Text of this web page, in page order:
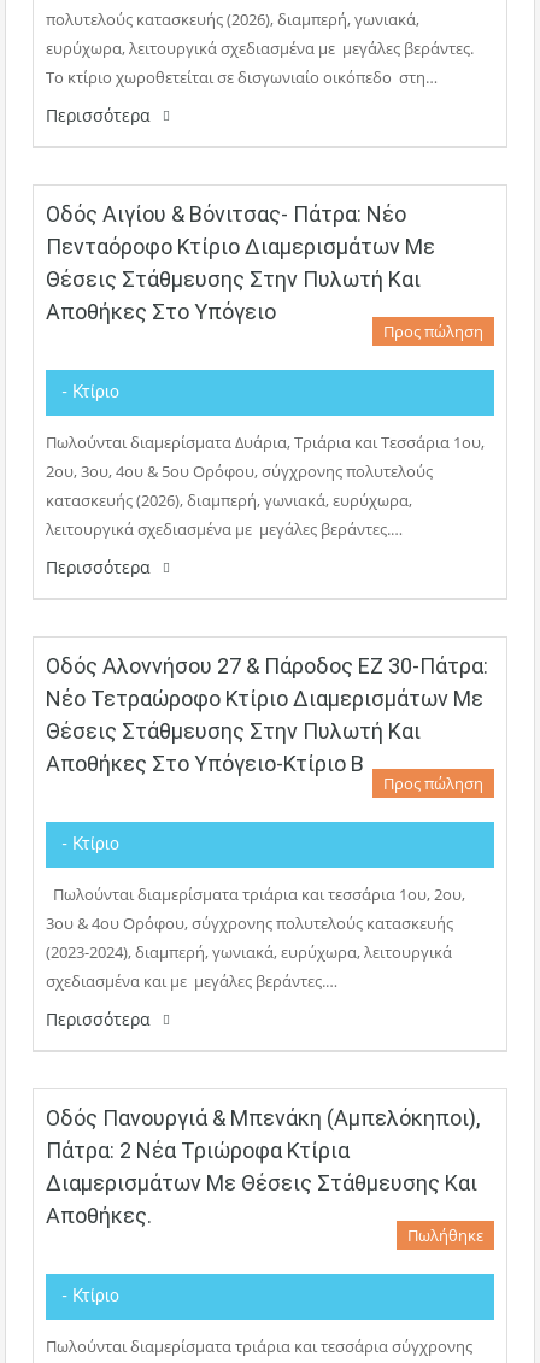
πολυτελούς κατασκευής (2026), διαμπερή, γωνιακά,
ευρύχωρα, λειτουργικά σχεδιασμένα με μεγάλες βεράντες.
Το κτίριο χωροθετείται σε δισγωνιαίο οικόπεδο στη…
Περισσότερα
Οδός Αιγίου & Βόνιτσας- Πάτρα: Νέο
Πενταόροφο Κτίριο Διαμερισμάτων Με
Θέσεις Στάθμευσης Στην Πυλωτή Και
Αποθήκες Στο Υπόγειο
Προς πώληση
- Κτίριο
Πωλούνται διαμερίσματα Δυάρια, Τριάρια και Τεσσάρια 1ου,
2ου, 3ου, 4ου & 5ου Ορόφου, σύγχρονης πολυτελούς
κατασκευής (2026), διαμπερή, γωνιακά, ευρύχωρα,
λειτουργικά σχεδιασμένα με μεγάλες βεράντες.…
Περισσότερα
Οδός Αλοννήσου 27 & Πάροδος ΕΖ 30-Πάτρα:
Νέο Τετραώροφο Κτίριο Διαμερισμάτων Με
Θέσεις Στάθμευσης Στην Πυλωτή Και
Αποθήκες Στο Υπόγειο-Κτίριο Β
Προς πώληση
- Κτίριο
Πωλούνται διαμερίσματα τριάρια και τεσσάρια 1ου, 2ου,
3ου & 4ου Ορόφου, σύγχρονης πολυτελούς κατασκευής
(2023-2024), διαμπερή, γωνιακά, ευρύχωρα, λειτουργικά
σχεδιασμένα και με μεγάλες βεράντες.…
Περισσότερα
Οδός Πανουργιά & Μπενάκη (Αμπελόκηποι),
Πάτρα: 2 Νέα Τριώροφα Κτίρια
Διαμερισμάτων Με Θέσεις Στάθμευσης Και
Αποθήκες.
Πωλήθηκε
- Κτίριο
Πωλούνται διαμερίσματα τριάρια και τεσσάρια σύγχρονης